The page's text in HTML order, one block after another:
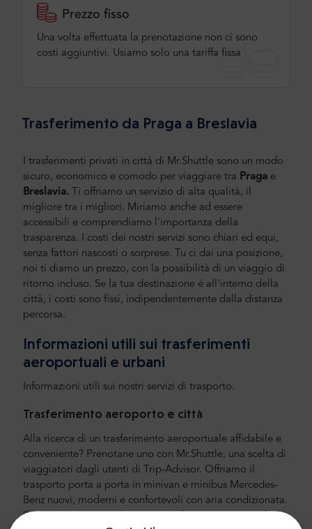
Prezzo fisso
Una volta effettuata la prenotazione non ci sono
costi aggiuntivi. Usiamo solo una tariffa fissa
Trasferimento da Praga a Breslavia
I trasferimenti privati in città di Mr.Shuttle sono un modo
sicuro, economico e comodo per viaggiare tra Praga e
Breslavia. Ti offriamo un servizio di alta qualità, il
migliore tra i migliori. Miriamo anche ad essere
accessibili e comprendiamo l'importanza della
trasparenza. I costi dei nostri servizi sono chiari ed equi,
senza fattori nascosti o sorprese. Tu ci dai una posizione,
noi ti diamo un prezzo, con la possibilità di un viaggio di
ritorno incluso. Se la tua destinazione è all'interno della
città, i costi sono fissi, indipendentemente dalla distanza
percorsa.
Informazioni utili sui trasferimenti
aeroportuali e urbani
Informazioni utili sui nostri servizi di trasporto.
Trasferimento aeroporto e città
Alla ricerca di un trasferimento aeroportuale affidabile e
conveniente? Prenotane uno con Mr.Shuttle, una scelta di
viaggiatori dagli utenti di Trip-Advisor. Offriamo il
trasporto porta a porta in minivan e minibus Mercedes-
Benz nuovi, moderni e confortevoli con aria condizionata.
Il nostro equipaggio è composto da autisti esperti, che